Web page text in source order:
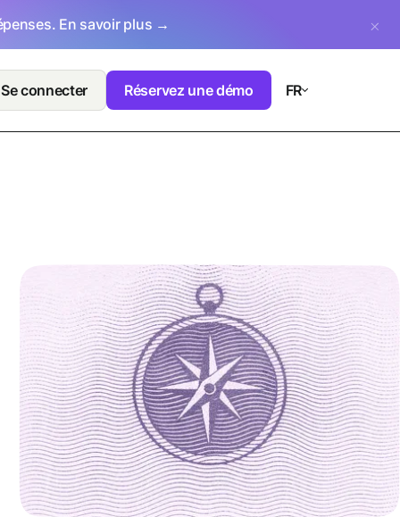
En savoir plus →
Se connecter Réservez une démo FR